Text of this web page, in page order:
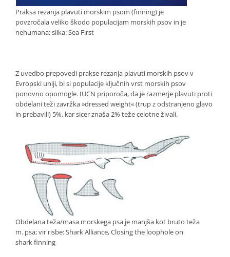
Praksa rezanja plavuti morskim psom (finning) je
povzročala veliko škodo populacijam morskih psov in je
nehumana; slika: Sea First
Z uvedbo prepovedi prakse rezanja plavuti morskih psov v
Evropski uniji, bi si populacije ključnih vrst morskih psov
ponovno opomogle. IUCN priporoča, da je razmerje plavuti proti
obdelani teži zavržka »dressed weight« (trup z odstranjeno glavo
in prebavili) 5%, kar sicer znaša 2% teže celotne živali.
Obdelana teža/masa morskega psa je manjša kot bruto teža
m. psa; vir risbe: Shark Alliance, Closing the loophole on
shark finning